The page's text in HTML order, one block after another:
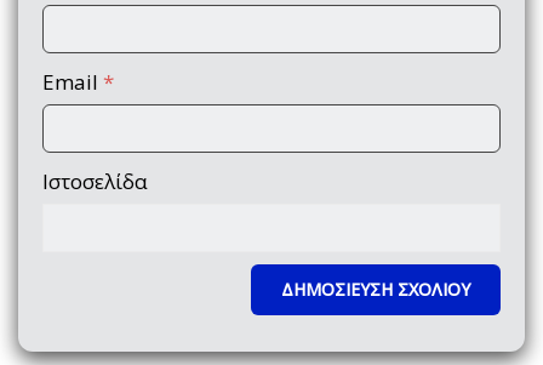
Email *
Ιστοσελίδα